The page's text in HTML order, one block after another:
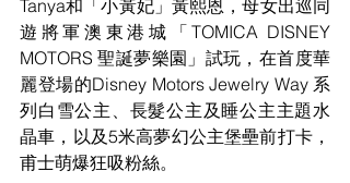
Tanya和「小黃妃」黃熙恩，母女出巡同
遊將軍澳東港城「TOMICA DISNEY
MOTORS 聖誕夢樂園」試玩，在首度華
麗登場的Disney Motors Jewelry Way 系
列白雪公主、長髮公主及睡公主主題水
晶車，以及5米高夢幻公主堡壘前打卡，
甫士萌爆狂吸粉絲。